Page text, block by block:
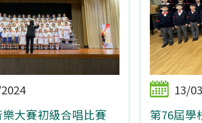
樂大賽初級合唱比賽
13/
第76屆學